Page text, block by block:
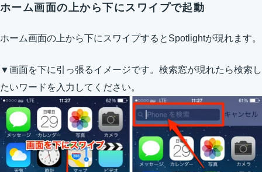
ホーム画面の上から下にスワイプで起動
ホーム画面の上から下にスワイプするとSpotlightが現れます。
▼画面を下に引っ張るイメージです。検索窓が現れたら検索し
たいワードを入力してください。